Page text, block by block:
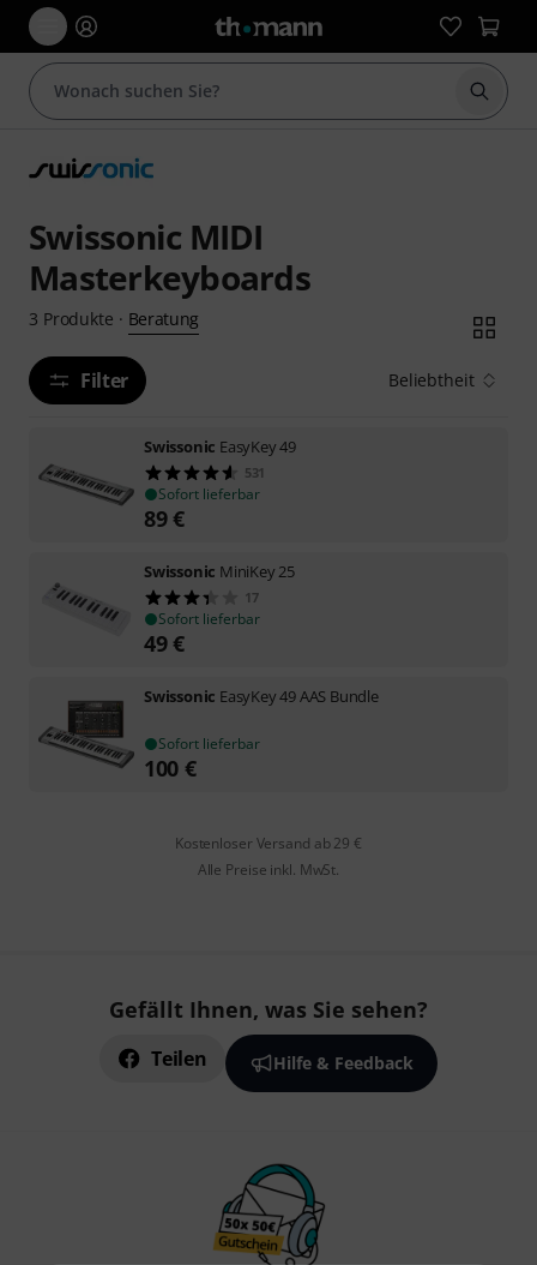
Suche
Swissonic MIDI
Masterkeyboards
3 Produkte · Beratung
Filter Beliebtheit
Swissonic EasyKey 49
531
Sofort lieferbar
89€
Swissonic MiniKey 25
17
Sofort lieferbar
49€
Swissonic EasyKey 49 AAS Bundle
Sofort lieferbar
100 €
Kostenloser Versand ab 29 €
Alle Preise inkl. MwSt.
Gefällt Ihnen, was Sie sehen?
Teilen Hilfe & Feedback